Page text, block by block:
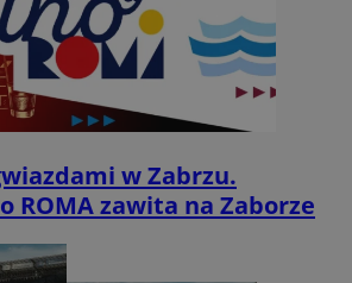
w Zabrzu.
ROMA zawita na Zaborze